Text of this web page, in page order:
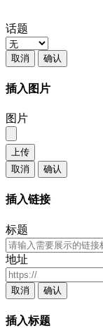
话题
取消 确认
插入图片
图片
上传
取消
确认
插入链接
标题
地址
取消 确认
插入标题